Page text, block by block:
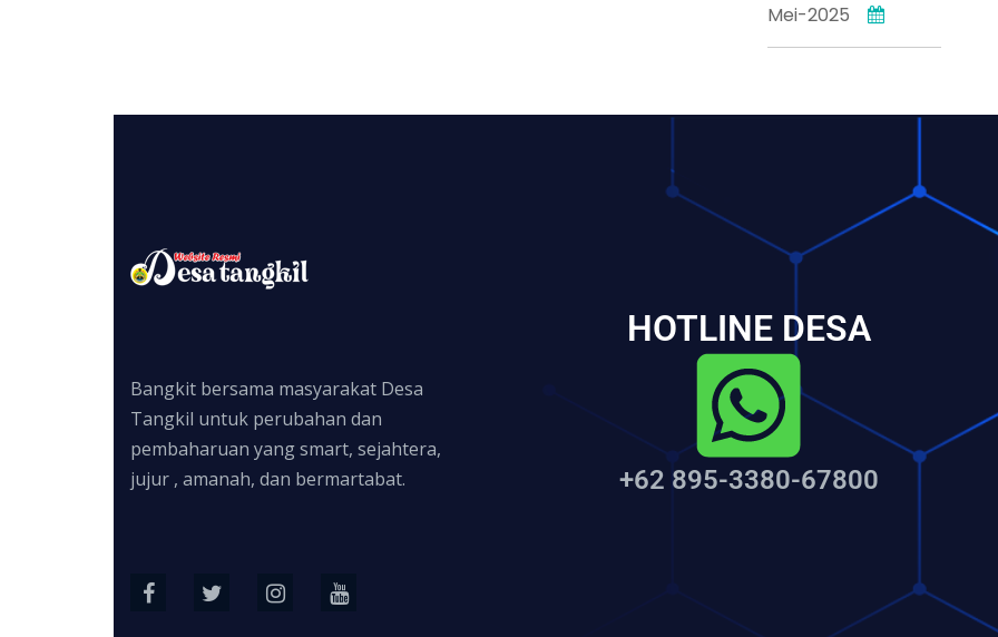
Mei-2025
Bangkit bersama masyarakat Desa
Tangkil untuk perubahan dan
pembaharuan yang smart, sejahtera,
jujur , amanah, dan bermartabat.
HOTLINE DESA
+62 895-3380-67800